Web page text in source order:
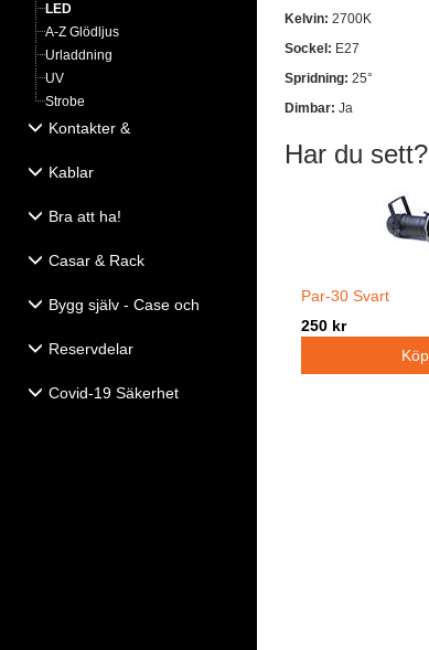
LED
A-Z Glödljus
Urladdning
UV
Strobe
Kontakter &
Kablar
Bra att ha!
Casar & Rack
Bygg själv - Case och
Reservdelar
Covid-19 Säkerhet
Kelvin: 2700K
Sockel: E27
Spridning: 25°
Dimbar: Ja
Har du sett?
Par-30 Svart
250 kr